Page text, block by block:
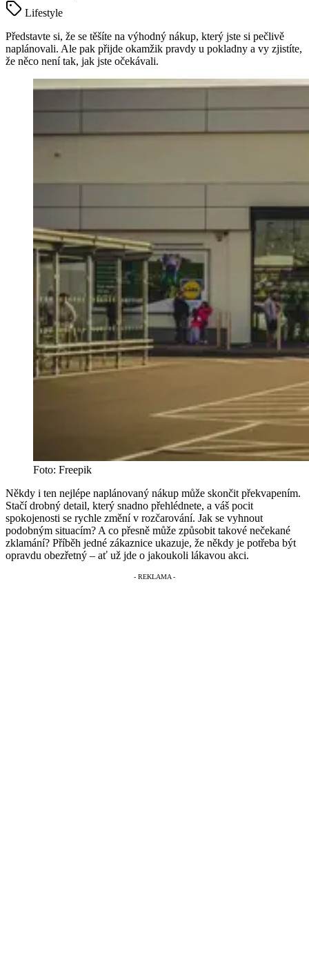
Lifestyle
Představte si, že se těšíte na výhodný nákup, který jste si pečlivě
naplánovali. Ale pak přijde okamžik pravdy u pokladny a vy zjistíte,
že něco není tak, jak jste očekávali.
Foto: Freepik
Někdy i ten nejlépe naplánovaný nákup může skončit překvapením.
Stačí drobný detail, který snadno přehlédnete, a váš pocit
spokojenosti se rychle změní v rozčarování. Jak se vyhnout
podobným situacím? A co přesně může způsobit takové nečekané
zklamání? Příběh jedné zákaznice ukazuje, že někdy je potřeba být
opravdu obezřetný – ať už jde o jakoukoli lákavou akci.